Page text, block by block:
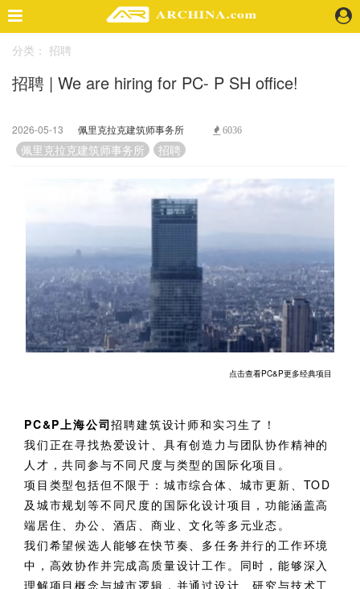
精选案例
建 筑
室 内
视 频
业 界
机 构
人 物
地 产
快速搜索
关于投稿
广告投放
关于我们
联系我们
分类： 招聘
招聘 | We are hiring for PC- P SH office!
2026-05-13 佩里克拉克建筑师事务所 6036
佩里克拉克建筑师事务所 招聘
点击查看PC&P更多经典项目
PC&P上海公司招聘建筑设计师和实习生了！
我们正在寻找热爱设计、具有创造力与团队协作精神的
人才，共同参与不同尺度与类型的国际化项目。
项目类型包括但不限于：城市综合体、城市更新、 TOD
及城市规划等不同尺度的国际化设计项目，功能涵盖高
端居住、办公、酒店、商业、文化等多元业态。
我们希望候选人能够在快节奏、多任务并行的工作环境
中，高效协作并完成高质量设计工作。同时，能够深入
理解项目概念与城市逻辑，并通过设计、研究与技术工